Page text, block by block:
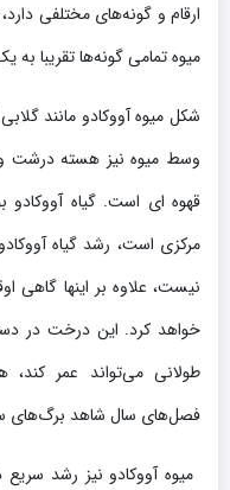
ارقام و گونه‌های مختلفی
میوه تمامی گونه‌ها تقریبا
شکل میوه آووکادو مانند
وسط میوه نیز هسته درشت و
قهوه ای است. گیاه آووکادو
مرکزی است، رشد گیاه
خواهد کرد. این درخت در
طولانی می‌تواند عمر
فصل‌های سال شاهد برگ‌های